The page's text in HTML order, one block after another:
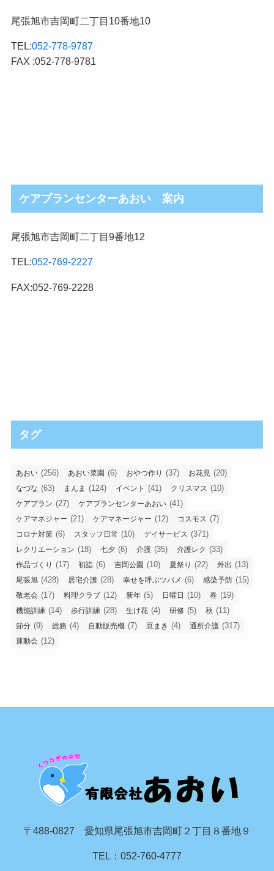
尾張旭市吉岡町二丁目10番地10
TEL:052-778-9787
FAX :052-778-9781
ケアプランセンターあおい 案内
尾張旭市吉岡町二丁目9番地12
TEL:052-769-2227
FAX:052-769-2228
タグ
あおい (256) あおい菜園 (6) おやつ作り (37) お花見 (20)
なづな (63) まんま (124) イベント (41) クリスマス (10)
ケアプラン (27) ケアプランセンターあおい (41)
ケアマネジャー (21) ケアマネージャー (12) コスモス (7)
コロナ対策 (6) スタッフ日常 (10) デイサービス (371)
レクリエーション (18) 七夕 (6) 介護 (35) 介護レク (33)
作品づくり (17) 初詣 (6) 吉岡公園 (10) 夏祭り (22) 外出 (13)
尾張旭 (428) 居宅介護 (28) 幸せを呼ぶツバメ (6) 感染予防 (15)
敬老会 (17) 料理クラブ (12) 新年 (5) 日曜日 (10) 春 (19)
機能訓練 (14) 歩行訓練 (28) 生け花 (4) 研修 (5) 秋 (11)
節分 (9) 総務 (4) 自動販売機 (7) 豆まき (4) 通所介護 (317)
運動会 (12)
〒488-0827 愛知県尾張旭市吉岡町２丁目８番地９
TEL：052-760-4777